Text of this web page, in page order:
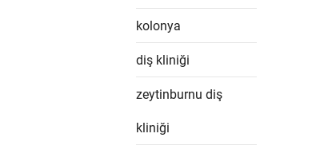
kolonya
diş kliniği
zeytinburnu diş
kliniği